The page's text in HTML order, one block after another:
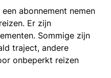
abonnement nemen
Er zijn
Sommige zijn
traject, andere
onbeperkt reizen